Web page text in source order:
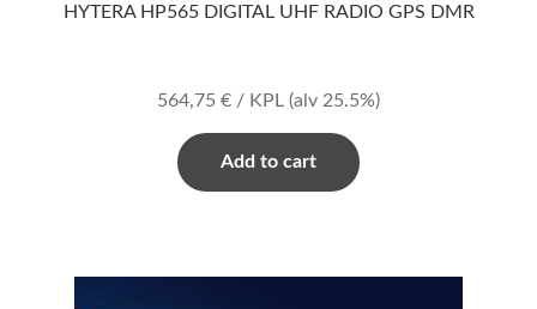
HYTERA HP565 DIGITAL UHF RADIO GPS DMR
564,75 € / KPL (alv 25.5%)
Add to cart